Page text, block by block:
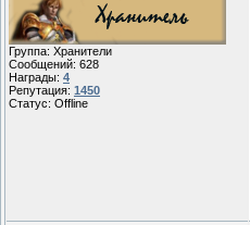
Группа: Хранители
Сообщений: 628
Награды: 4
Репутация: 1450
Статус: Offline